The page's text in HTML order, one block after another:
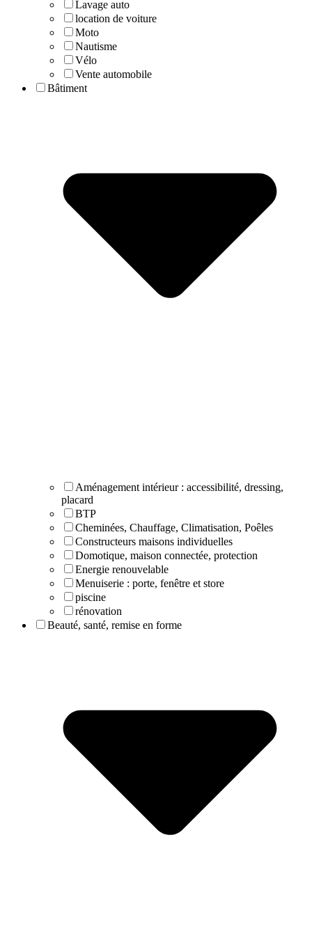
Lavage auto
location de voiture
Moto
Nautisme
Vélo
Vente automobile
Bâtiment
Aménagement intérieur : accessibilité, dressing,
placard
BTP
Cheminées, Chauffage, Climatisation, Poêles
Constructeurs maisons individuelles
Domotique, maison connectée, protection
Energie renouvelable
Menuiserie : porte, fenêtre et store
piscine
rénovation
Beauté, santé, remise en forme